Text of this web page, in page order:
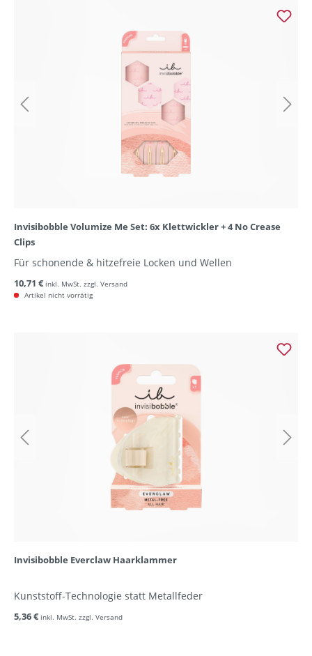
Invisibobble Volumize Me Set: 6x Klettwickler + 4 No Crease
Clips
Für schonende & hitzefreie Locken und Wellen
10,71 € inkl. MwSt. zzgl. Versand
Artikel nicht vorrätig
Invisibobble Everclaw Haarklammer
Kunststoff-Technologie statt Metallfeder
5,36 € inkl. MwSt. zzgl. Versand